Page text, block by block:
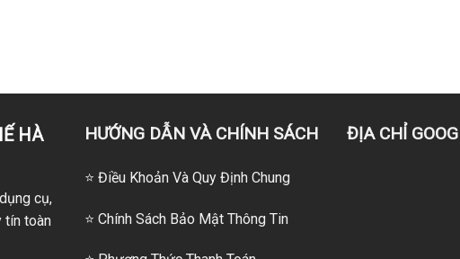
HÀ
cụ,
tín toàn
HƯỚNG DẪN VÀ CHÍNH SÁCH
⭐ Điều Khoản Và Quy Định Chung
⭐ Chính Sách Bảo Mật Thông Tin
ĐỊA CHỈ